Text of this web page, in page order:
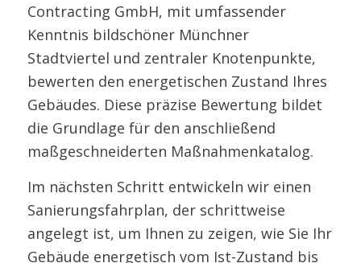
Contracting GmbH, mit umfassender
Kenntnis bildschöner Münchner
Stadtviertel und zentraler Knotenpunkte,
bewerten den energetischen Zustand Ihres
Gebäudes. Diese präzise Bewertung bildet
die Grundlage für den anschließend
maßgeschneiderten Maßnahmenkatalog.
Im nächsten Schritt entwickeln wir einen
Sanierungsfahrplan, der schrittweise
angelegt ist, um Ihnen zu zeigen, wie Sie Ihr
Gebäude energetisch vom Ist-Zustand bis